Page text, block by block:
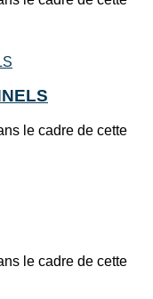
le cadre de cette
le cadre de cette